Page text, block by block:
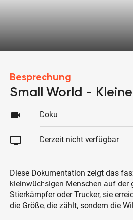
Besprechung
Small World -
videocam Doku
tv Derzeit nicht verfügbar
Diese Dokumentation zeigt das
kleinwüchsigen Menschen auf der
Stierkämpfer oder Trucker, sie
die Größe, die zählt, sondern die